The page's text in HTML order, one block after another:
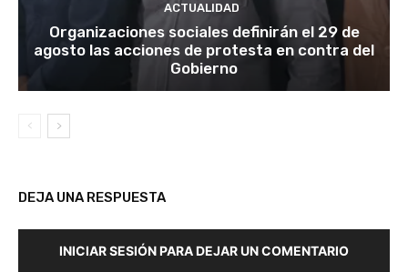
ACTUALIDAD
Organizaciones sociales definirán el 29 de
agosto las acciones de protesta en contra del
Gobierno
DEJA UNA RESPUESTA
INICIAR SESIÓN PARA DEJAR UN COMENTARIO